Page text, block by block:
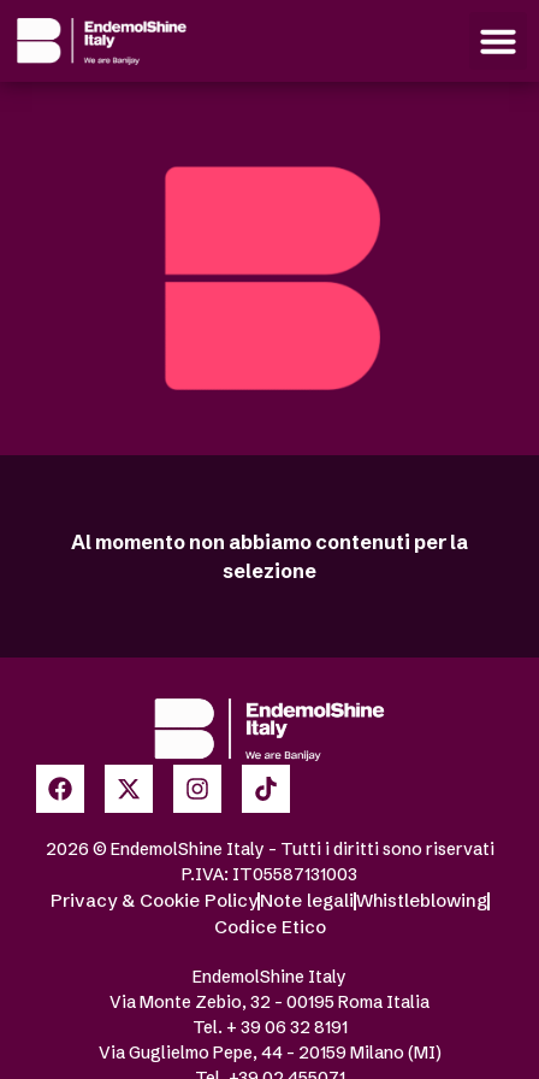
Al momento non abbiamo contenuti per la
selezione
2026 © EndemolShine Italy – Tutti i diritti sono riservati
P.IVA: IT05587131003
Privacy & Cookie PolicyNote legaliWhistleblowing
Codice Etico
EndemolShine Italy
Via Monte Zebio, 32 – 00195 Roma Italia
Tel. + 39 06 32 8191
Via Guglielmo Pepe, 44 – 20159 Milano (MI)